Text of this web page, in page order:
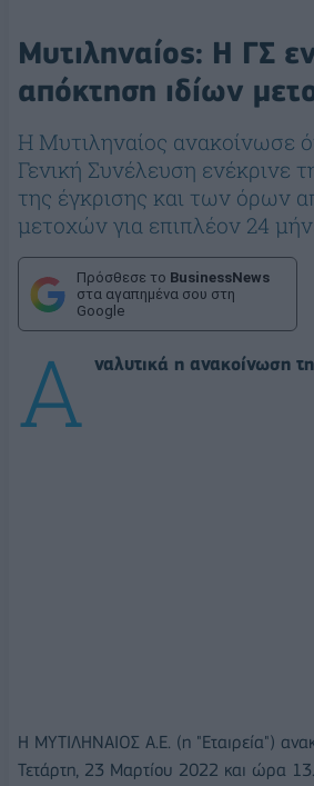
Μυτιληναίος: Η ΓΣ
απόκτηση ιδίων
Η Μυτιληναίος ανακοίνωσε
Γενική Συνέλευση ενέκρινε
της έγκρισης και των όρων
μετοχών για επιπλέον 24
Πρόσθεσε το BusinessNews
στα αγαπημένα σου στη
Google
Α ναλυτικά η ανακοίνωση
Η ΜΥΤΙΛΗΝΑΙΟΣ Α.Ε. (η "Εταιρεία")
Τετάρτη, 23 Μαρτίου 2022 και ώρα